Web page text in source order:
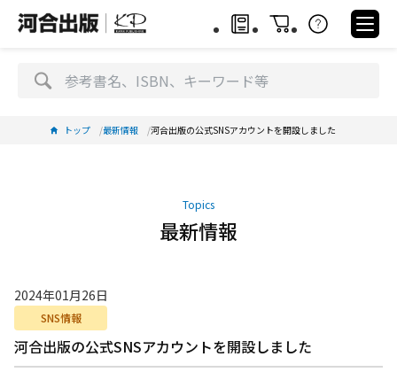
トップ 最新情報 河合出版の公式SNSアカウントを開設しました
Topics
最新情報
2024年01月26日
SNS情報
河合出版の公式SNSアカウントを開設しました